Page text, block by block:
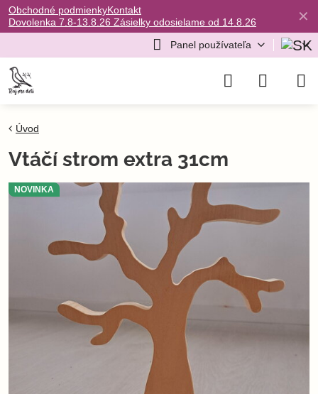
✕
Obchodné podmienkyKontakt
Dovolenka 7.8-13.8.26 Zásielky odosielame od 14.8.26
Panel používateľa
NOVINKA
Úvod
Vtáčí strom extra 31cm